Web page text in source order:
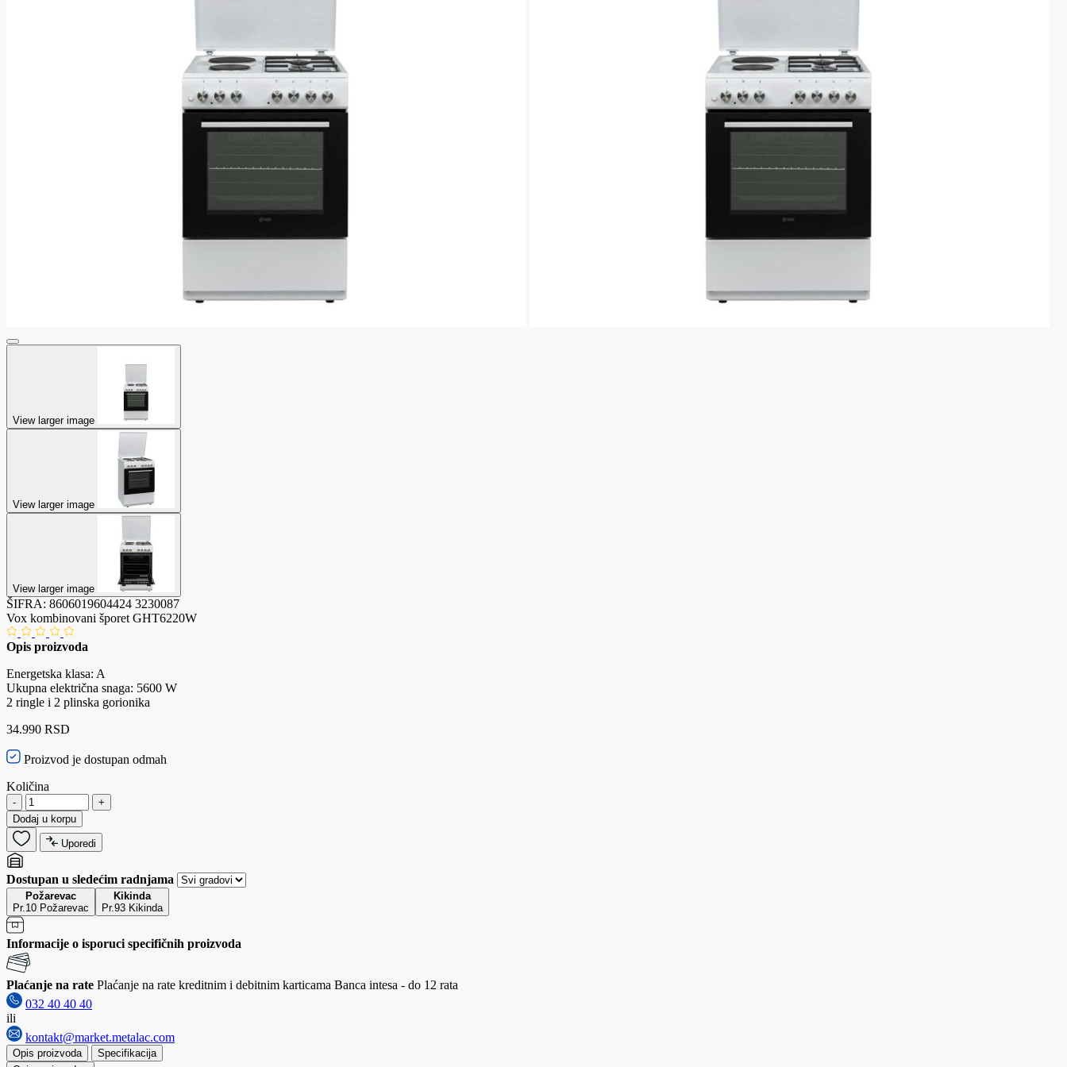
View larger image
View larger image
View larger image
ŠIFRA: 8606019604424 3230087
Vox kombinovani šporet GHT6220W
Opis proizvoda
Energetska klasa: A
Ukupna električna snaga: 5600 W
2 ringle i 2 plinska gorionika
34.990 RSD
Proizvod je dostupan odmah
Količina
-
+
Dodaj u korpu
Uporedi
Dostupan u sledećim radnjama
Požarevac
Pr.10 Požarevac
Kikinda
Pr.93 Kikinda
Informacije o isporuci specifičnih proizvoda
Plaćanje na rate Plaćanje na rate kreditnim i debitnim karticama Banca intesa - do 12 rata
032 40 40 40
ili
kontakt@market.metalac.com
Opis proizvoda
Specifikacija